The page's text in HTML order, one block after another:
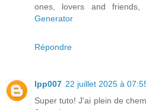
ones, lovers and friends,
Generator
Répondre
lpp007 22 juillet 2025 à
Super tuto! J'ai plein de